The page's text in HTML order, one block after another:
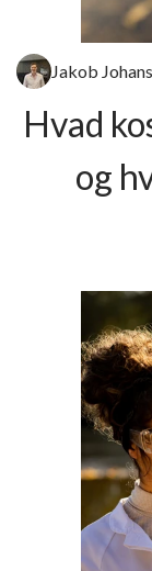
Jakob
Hvad
og